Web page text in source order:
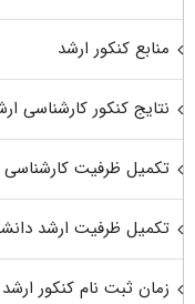
منابع کنکور ارشد
نتایج کنکور کارشناسی ارشد
تکمیل ظرفیت کارشناسی
تکمیل ظرفیت ارشد دانشگاه
زمان ثبت نام کنکور ارشد ۱۴۰۴